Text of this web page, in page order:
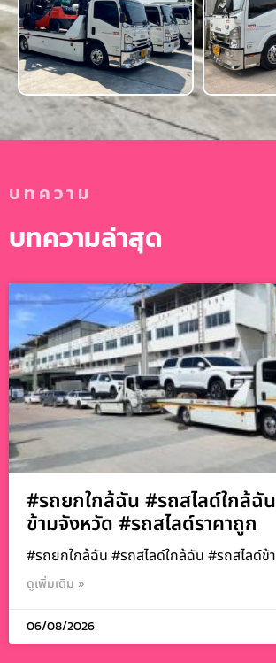
บทความ
บทความล่าสุด
#รถยกใกล้ฉัน #รถสไลด์ใกล้ฉั
ข้ามจังหวัด #รถสไลด์ราคาถูก
#รถยกใกล้ฉัน #รถสไลด์ใกล้ฉัน #รถสไลด์ข้า
ดูเพิ่มเติม »
06/08/2026